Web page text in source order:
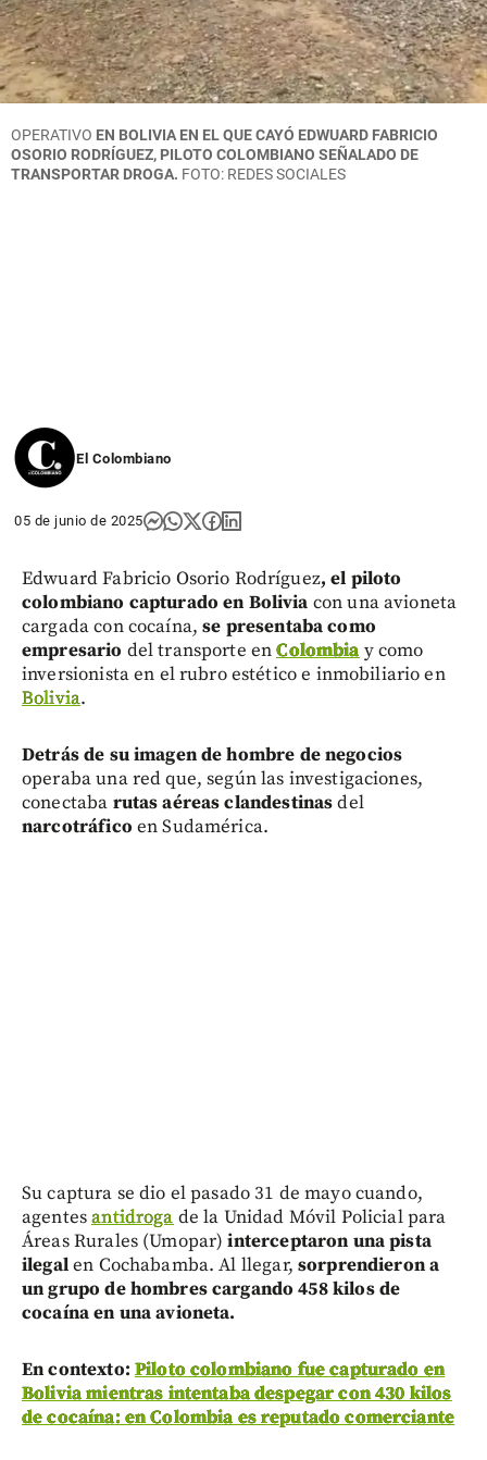
OPERATIVO EN BOLIVIA EN EL QUE CAYÓ EDWUARD FABRICIO
OSORIO RODRÍGUEZ, PILOTO COLOMBIANO SEÑALADO DE
TRANSPORTAR DROGA. FOTO: REDES SOCIALES
El Colombiano
05 de junio de 2025
Edwuard Fabricio Osorio Rodríguez, el piloto
colombiano capturado en Bolivia con una avioneta
cargada con cocaína, se presentaba como
empresario del transporte enColombia y como
inversionista en el rubro estético e inmobiliario en
Bolivia.
Detrás de su imagen de hombre de negocios
operaba una red que, según las investigaciones,
conectaba rutas aéreas clandestinasdel
narcotráfico en Sudamérica.
Su captura se dio el pasado 31 de mayo cuando,
agentesantidroga de la Unidad Móvil Policial para
Áreas Rurales (Umopar) interceptaron una pista
ilegalen Cochabamba. Al llegar, sorprendieron a
un grupo de hombres cargando 458 kilos de
cocaína en una avioneta.
En contexto: Piloto colombiano fue capturado en
Bolivia mientras intentaba despegar con 430 kilos
de cocaína: en Colombia es reputado comerciante